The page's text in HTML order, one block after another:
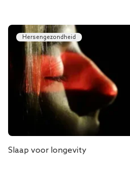
Hersengezondheid
Slaap voor longevity